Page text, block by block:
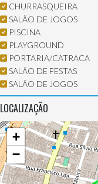
CHURRASQUEIRA
SALÃO DE JOGOS
PISCINA
PLAYGROUND
PORTARIA/CATRACA
SALÃO DE FESTAS
SALÃO DE JOGOS
LOCALIZAÇÃO
+
−